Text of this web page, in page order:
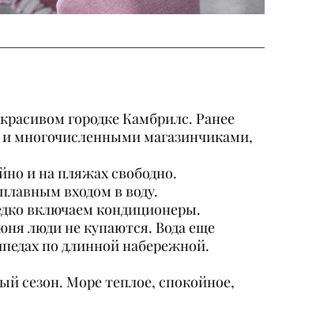
городке Камбрилс. Ранее
многочисленными магазинчиками,
и на пляжах свободно.
входом в воду.
включаем кондиционеры.
люди не купаются. Вода еще
по длинной набережной.
сезон. Море теплое, спокойное,